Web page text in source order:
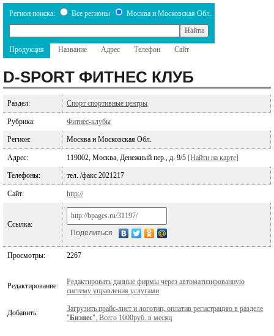
Регион поиска: Все регионы Москва и Московская Обл.
Продукция Название Адрес Телефон Сайт
D-SPORT ФИТНЕС КЛУБ
Раздел: Спорт спортивные центры
Рубрика: Фитнес-клубы
Регион: Москва и Московская Обл.
Адрес: 119002, Москва, Денежный пер., д. 9/5 [Найти на карте]
Телефоны: тел. /факс 2021217
Сайт: http://
Ссылка:
Поделиться
Просмотры: 2267
Редактирование:
Редактировать данные фирмы через автоматизированную
систему управления услугами
Добавить:
Загрузить прайс-лист и логотип, оплатив регистрацию в разделе
"Бизнес". Всего 1000руб. в месяц